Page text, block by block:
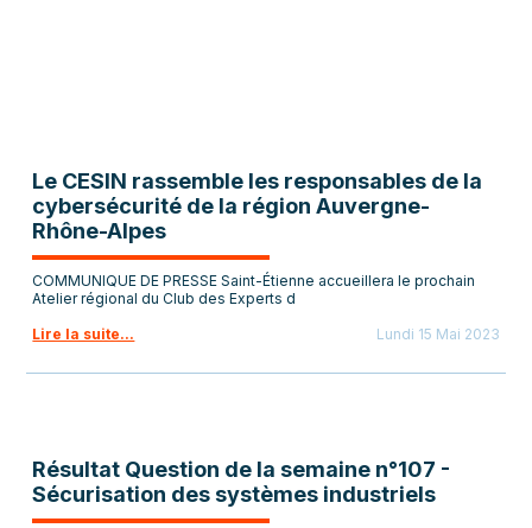
Le CESIN rassemble les responsables de la
cybersécurité de la région Auvergne-
Rhône-Alpes
COMMUNIQUE DE PRESSE Saint-Étienne accueillera le prochain
Atelier régional du Club des Experts d
Lire la suite...
Lundi 15 Mai 2023
Résultat Question de la semaine n°107 -
Sécurisation des systèmes industriels